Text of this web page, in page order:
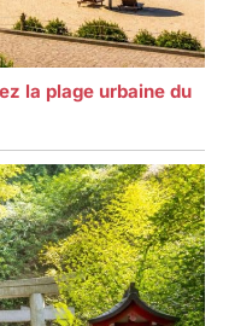
la plage urbaine du